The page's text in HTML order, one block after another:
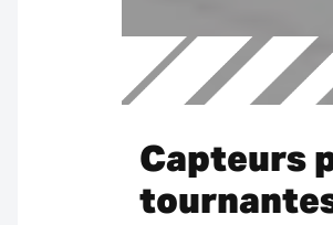
Capteurs